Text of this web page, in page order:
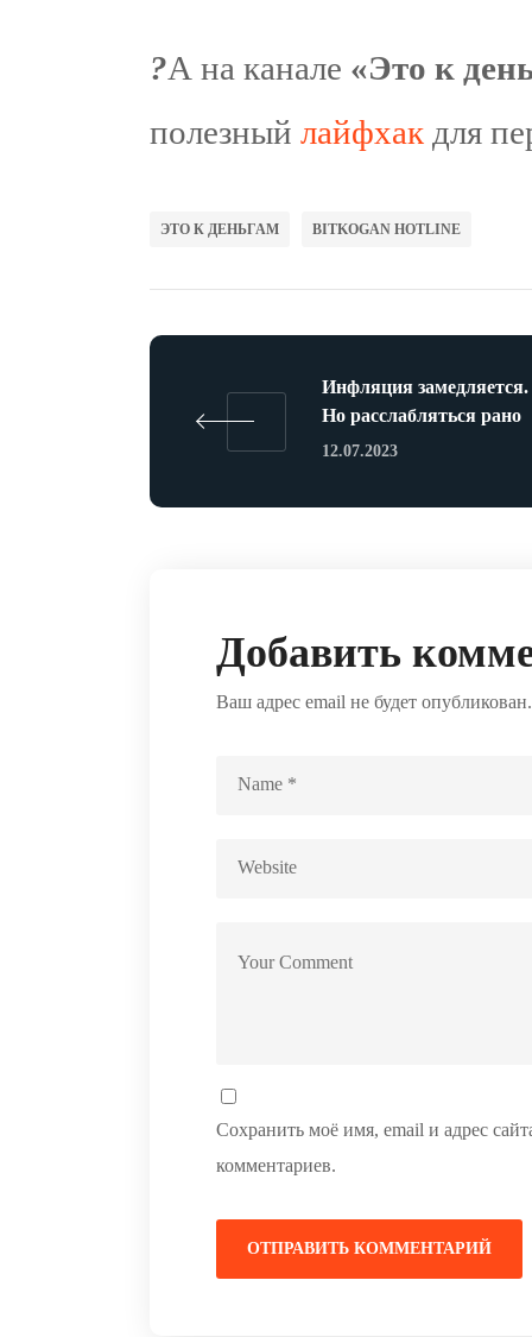
?А на канале «Это к
полезный лайфхак для
ЭТО К ДЕНЬГАМ BITKOGAN HOTLINE
Инфляция замедляется.
Но расслабляться рано
12.07.2023
Добавить
Ваш адрес email не будет опубликован.
Сохранить моё имя, email и адрес
комментариев.